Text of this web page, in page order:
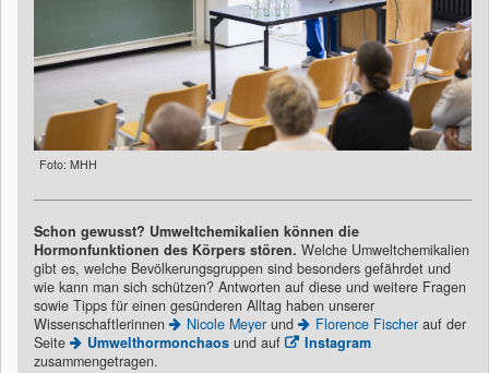
Foto: MHH
Schon gewusst? Umweltchemikalien können die
Hormonfunktionen des Körpers stören. Welche Umweltchemikalien
gibt es, welche Bevölkerungsgruppen sind besonders gefährdet und
wie kann man sich schützen? Antworten auf diese und weitere Fragen
sowie Tipps für einen gesünderen Alltag haben unserer
Wissenschaftlerinnen
Nicole Meyer und Florence Fischer auf der
Seite
Umwelthormonchaos und auf
Instagram
zusammengetragen.